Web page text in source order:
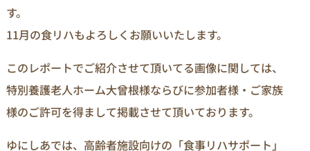
す。
11月の食リハもよろしくお願いいたします。
このレポートでご紹介させて頂いてる画像に関しては、
特別養護老人ホーム大曾根様ならびに参加者様・ご家族
様のご許可を得まして掲載させて頂いております。
ゆにしあでは、高齢者施設向けの「食事リハサポート」